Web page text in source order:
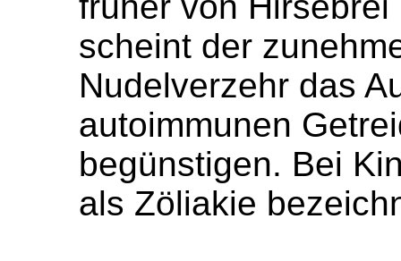
scheint der
Nudelverzehr das
autoimmunen
begünstigen. Bei
als Zöliakie